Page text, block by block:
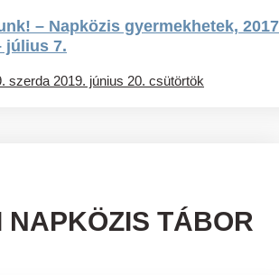
– Napközis gyermekhetek,
július 7.
szerda 2019. június 20. csütörtök
NAPKÖZIS TÁBOR